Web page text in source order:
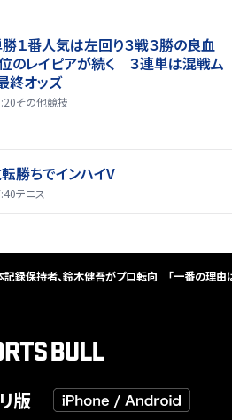
勝１番人気は左回り３戦３勝の良血
レイピアが続く ３連単は混戦ム
オッズ
その他競技
勝ちでインハイV
テニス
記録保持者、鈴木健吾がプロ転向 「一番の理由
版